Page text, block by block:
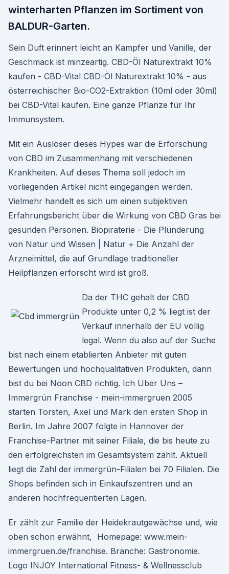
winterharten Pflanzen im Sortiment von
BALDUR-Garten.
Sein Duft erinnert leicht an Kampfer und Vanille, der
Geschmack ist minzeartig. CBD-Öl Naturextrakt 10%
kaufen - CBD-Vital CBD-Öl Naturextrakt 10% - aus
österreichischer Bio-CO2-Extraktion (10ml oder 30ml)
bei CBD-Vital kaufen. Eine ganze Pflanze für Ihr
Immunsystem.
Mit ein Auslöser dieses Hypes war die Erforschung
von CBD im Zusammenhang mit verschiedenen
Krankheiten. Auf dieses Thema soll jedoch im
vorliegenden Artikel nicht eingegangen werden.
Vielmehr handelt es sich um einen subjektiven
Erfahrungsbericht über die Wirkung von CBD Gras bei
gesunden Personen. Biopiraterie - Die Plünderung
von Natur und Wissen | Natur + Die Anzahl der
Arzneimittel, die auf Grundlage traditioneller
Heilpflanzen erforscht wird ist groß.
Da der THC gehalt der CBD
Produkte unter 0,2 % liegt ist der
Verkauf innerhalb der EU völlig
legal. Wenn du also auf der Suche
bist nach einem etablierten Anbieter mit guten
Bewertungen und hochqualitativen Produkten, dann
bist du bei Noon CBD richtig. Ich Über Uns –
Immergrün Franchise - mein-immergruen 2005
starten Torsten, Axel und Mark den ersten Shop in
Berlin. Im Jahre 2007 folgte in Hannover der
Franchise-Partner mit seiner Filiale, die bis heute zu
den erfolgreichsten im Gesamtsystem zählt. Aktuell
liegt die Zahl der immergrün-Filialen bei 70 Filialen. Die
Shops befinden sich in Einkaufszentren und an
anderen hochfrequentierten Lagen.
Er zählt zur Familie der Heidekrautgewächse und, wie
oben schon erwähnt, Homepage: www.mein-
immergruen.de/franchise. Branche: Gastronomie.
Logo INJOY International Fitness- & Wellnessclub